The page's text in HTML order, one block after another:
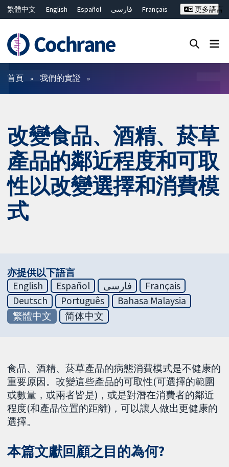
繁體中文 English Español فارسی
Français
ไทย
简体中文
更多語言
篩選條件
首頁 我們的實證
改變食品、酒精、菸草
產品的鄰近程度和可取
性以改變選擇和消費模
式
亦提供以下語言
English
Español فارسی
Français
Deutsch
Português
Bahasa Malaysia
繁體中文
简体中文
食品、酒精、菸草產品的病態消費模式是不健康的
重要原因。改變這些產品的可取性(可選擇的範圍
或數量，或兩者皆是)，或是對潛在消費者的鄰近
程度(和產品位置的距離)，可以讓人做出更健康的
選擇。
本篇文獻回顧之目的為何?